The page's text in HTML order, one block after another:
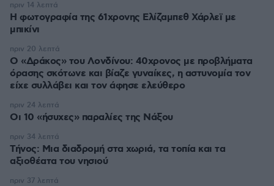
Η φωτογραφία της 61χρονης Ελίζαμπεθ Χάρλεϊ με
μπικίνι
πριν 14 λεπτά
Ο «Δράκος» του Λονδίνου: 40χρονος με προβλήματα
όρασης σκότωνε και βίαζε γυναίκες, η αστυνομία τον
είχε συλλάβει και τον άφησε ελεύθερο
πριν 20 λεπτά
Οι 10 «ήσυχες» παραλίες της Νάξου
πριν 24 λεπτά
Τήνος: Μια διαδρομή στα χωριά, τα τοπία και τα
αξιοθέατα του νησιού
πριν 34 λεπτά
πριν 37 λεπτά